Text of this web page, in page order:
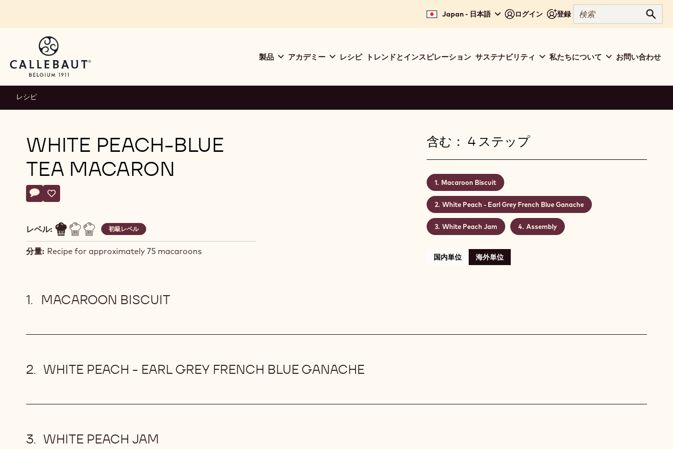
Japan - 日本語 ログイン 登録
検
索
検索
navigation
製品 アカデミー レシピ トレンドとインスピレーション サステナビリティ 私たちについて お問い合わせ
レシピ
WHITE PEACH-BLUE
TEA MACARON
Actions
コメント
- White Peach-Blue Tea Macaron
保存
- White Peach-Blue Tea Macaron
レベル: 初級レベル
分量: Recipe for approximately 75 macaroons
含む： 4 ステップ
Macaroon Biscuit
White Peach - Earl Grey French Blue Ganache
White Peach Jam Assembly
国内単位 海外単位
MACAROON BISCUIT
WHITE PEACH - EARL GREY FRENCH BLUE GANACHE
WHITE PEACH JAM